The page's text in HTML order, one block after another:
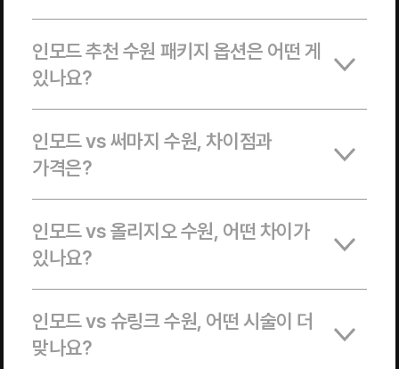
인모드 추천 수원 패키지 옵션은 어떤 게
있나요?
인모드 vs 써마지 수원, 차이점과
가격은?
인모드 vs 올리지오 수원, 어떤 차이가
있나요?
인모드 vs 슈링크 수원, 어떤 시술이 더
맞나요?